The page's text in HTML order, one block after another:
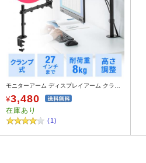
¥3,480
在庫あり
(1)